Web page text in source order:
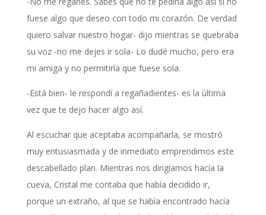
fuese algo que deseo con todo mi corazón. De verdad
quiero salvar nuestro hogar- dijo mientras se quebraba
su voz -no me dejes ir sola- Lo dudé mucho, pero era
mi amiga y no permitiría que fuese sola.
-Está bien- le respondí a regañadientes- es la última
vez que te dejo hacer algo así.
Al escuchar que aceptaba acompañarla, se mostró
muy entusiasmada y de inmediato emprendimos este
descabellado plan. Mientras nos dirigíamos hacía la
cueva, Cristal me contaba que había decidido ir,
porque un extraño, al que se había encontrado hacía